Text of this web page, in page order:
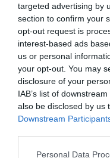
targeted advertising by
section to confirm your
opt-out request is
interest-based ads
us or personal
your opt-out. You may
disclosure of your
IAB’s list of
also be disclosed by us
Downstream
Personal Data